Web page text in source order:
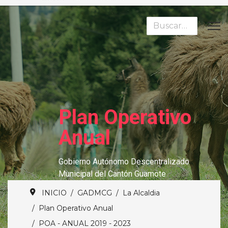
Buscar
Plan Operativo
Anual
Gobierno Autónomo Descentralizado
Municipal del Cantón Guamote
INICIO GADMCG
La Alcaldia
Plan Operativo Anual
POA - ANUAL 2019 - 2023